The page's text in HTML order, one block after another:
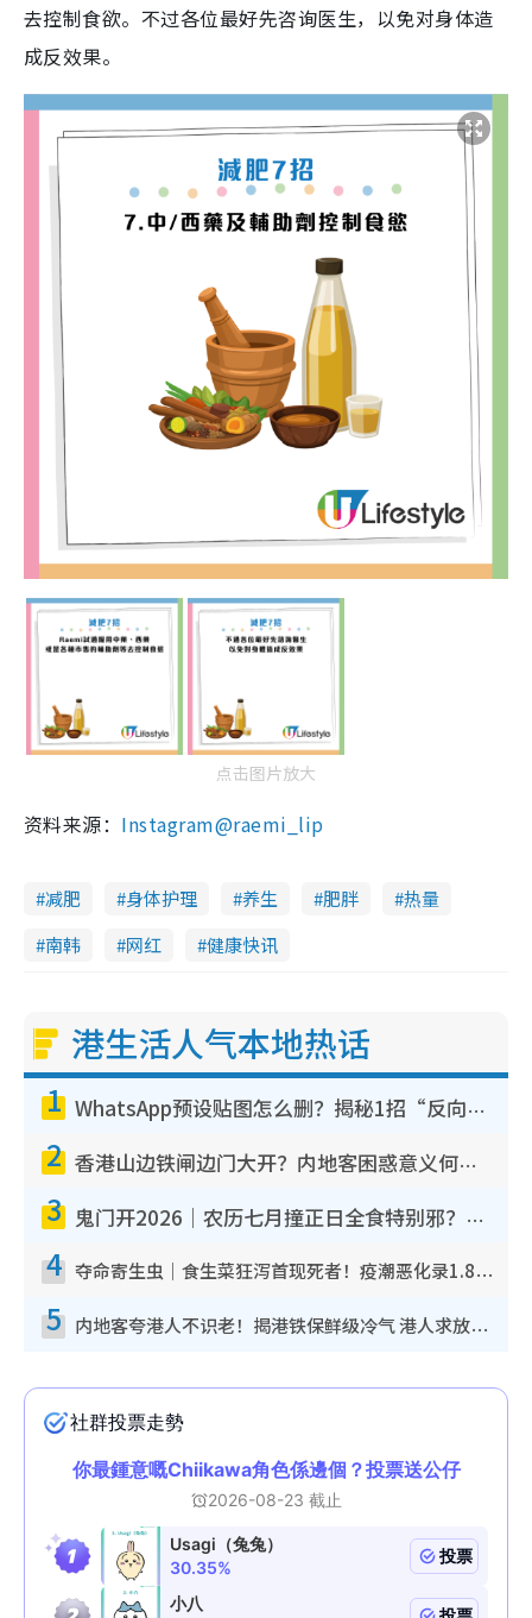
去控制食欲。不过各位最好先咨询医生，以免对身体造
成反效果。
点击图片放大
资料来源： Instagram@raemi_lip
减肥 身体护理 养生 肥胖
热量
南韩
网红 健康快讯
港生活人气本地热话
1 WhatsApp预设贴图怎么删？揭秘1招“反向操作”还原简洁界面 附3步实测教程
2 香港山边铁闸边门大开？内地客困惑意义何在！网友神回复：这种叫法理性防御
3 鬼门开2026｜农历七月撞正日全食特别邪？专家警告切忌做一事！揭4大禁忌+2招保平安
4 夺命寄生虫｜食生菜狂泻首现死者！疫潮恶化录1.8万宗病例 揭洗菜3大谬误
5 内地客夸港人不识老！揭港铁保鲜级冷气 港人求放过：别投诉